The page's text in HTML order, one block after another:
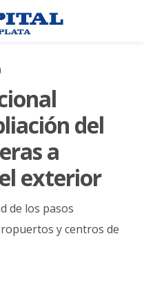
del
a
exterior
de los pasos
y centros de